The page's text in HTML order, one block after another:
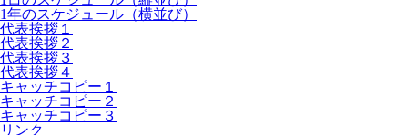
1年のスケジュール（横並び）
代表挨拶１
代表挨拶２
代表挨拶３
代表挨拶４
キャッチコピー１
キャッチコピー２
キャッチコピー３
リンク